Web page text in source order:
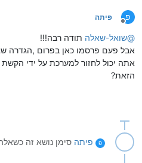
פ
מנותק
פיתה
@שואל-שאלה תודה רבה!!!
אבל פעם פרסמו כאן בפרום ,הגדרה
אתה יכול לחזור למערכת על ידי
הזאת?
פ פיתה סימן נושא זה